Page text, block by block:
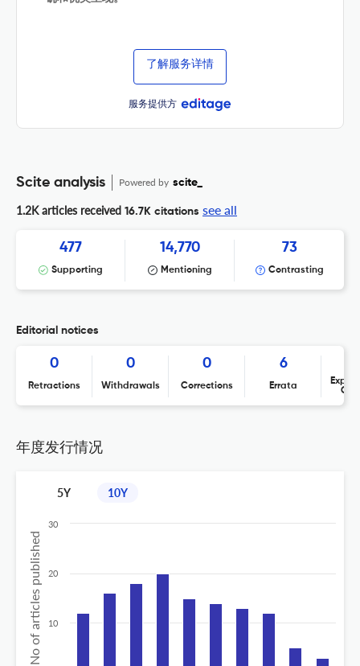
了解服务详情
服务提供方
Scite analysis Powered by scite_
1.2K articles received 16.7K citations see all
477
Supporting
14,770
Mentioning
73
Contrasting
Editorial notices
0
Retractions
0
Withdrawals
0
Corrections
6
Errata
年度发行情况
5Y 10Y
No of articles published 10
20
30